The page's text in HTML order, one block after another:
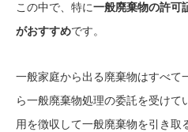
この中で、特に一般廃棄物の許可
がおすすめです。
一般家庭から出る廃棄物はすべて
ら一般廃棄物処理の委託を受け
用を徴収して一般廃棄物を引き取